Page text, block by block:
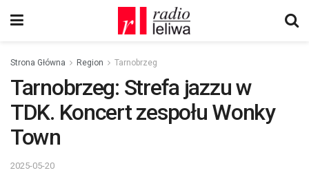
Strona Główna Region Tarnobrzeg
Tarnobrzeg: Strefa jazzu w
TDK. Koncert zespołu Wonky
Town
2025-05-20